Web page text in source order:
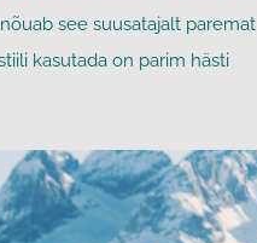
see suusatajalt paremat
kasutada on parim hästi